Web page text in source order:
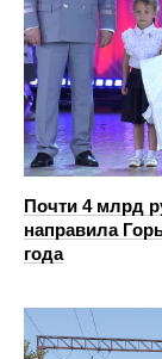
Почти 4 млрд
направила
года